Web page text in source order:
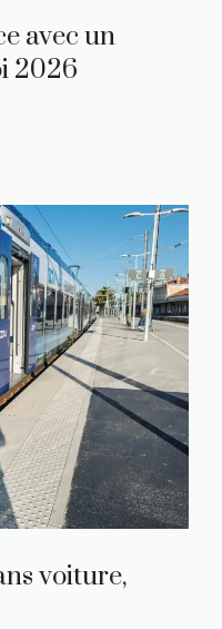
avec un
2026
voiture,